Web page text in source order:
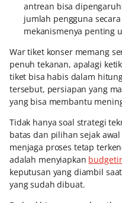
antrean bisa
jumlah pengguna
mekanismenya penting
War tiket konser memang
penuh tekanan, apalagi
tiket bisa habis dalam
tersebut, persiapan yang
yang bisa membantu
Tidak hanya soal strategi
batas dan pilihan sejak
menjaga proses tetap
adalah menyiapkan
keputusan yang diambil
yang sudah dibuat.